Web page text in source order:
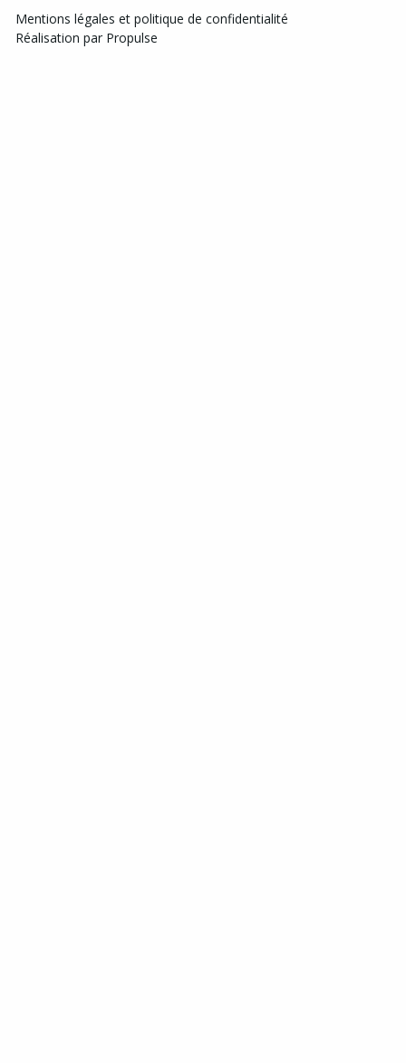
Mentions légales et politique de confidentialité
Réalisation par Propulse